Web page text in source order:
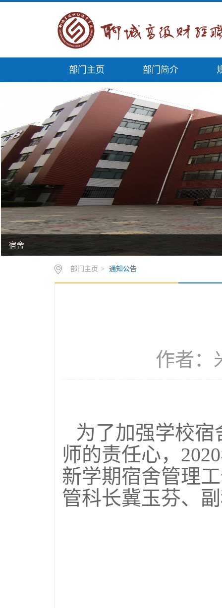
部门主页 部门简介
宿舍
部门主页 > 通知公告
作者：
为了加强学校
师的责任心，
新学期宿舍管理
管科长冀玉芬、